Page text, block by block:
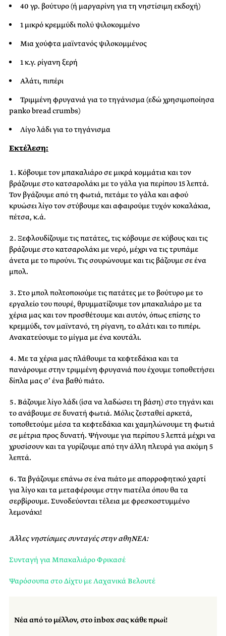
40 γρ. βούτυρο (ή μαργαρίνη για τη νηστίσιμη εκδοχή)
1 μικρό κρεμμύδι πολύ ψιλοκομμένο
Μια χούφτα μαϊντανός ψιλοκομμένος
1 κ.γ. ρίγανη ξερή
Αλάτι, πιπέρι
Τριμμένη φρυγανιά για το τηγάνισμα (εδώ χρησιμοποίησα
panko bread crumbs)
Λίγο λάδι για το τηγάνισμα
Εκτέλεση:
Κόβουμε τον μπακαλιάρο σε μικρά κομμάτια και τον
βράζουμε στο κατσαρολάκι με το γάλα για περίπου 15 λεπτά.
Τον βγάζουμε από τη φωτιά, πετάμε το γάλα και αφού
κρυώσει λίγο τον στύβουμε και αφαιρούμε τυχόν κοκαλάκια,
πέτσα, κ.ά.
Ξεφλουδίζουμε τις πατάτες, τις κόβουμε σε κύβους και τις
βράζουμε στο κατσαρολάκι με νερό, μέχρι να τις τρυπάμε
άνετα με το πιρούνι. Τις σουρώνουμε και τις βάζουμε σε ένα
μπολ.
Στο μπολ πολτοποιούμε τις πατάτες με το βούτυρο με το
εργαλείο του πουρέ, θρυμματίζουμε τον μπακαλιάρο με τα
χέρια μας και τον προσθέτουμε και αυτόν, όπως επίσης το
κρεμμύδι, τον μαϊντανό, τη ρίγανη, το αλάτι και το πιπέρι.
Ανακατεύουμε το μίγμα με ένα κουτάλι.
Με τα χέρια μας πλάθουμε τα κεφτεδάκια και τα
πανάρουμε στην τριμμένη φρυγανιά που έχουμε τοποθετήσει
δίπλα μας σ’ ένα βαθύ πιάτο.
Βάζουμε λίγο λάδι (ίσα να λαδώσει τη βάση) στο τηγάνι και
το ανάβουμε σε δυνατή φωτιά. Μόλις ζεσταθεί αρκετά,
τοποθετούμε μέσα τα κεφτεδάκια και χαμηλώνουμε τη φωτιά
σε μέτρια προς δυνατή. Ψήνουμε για περίπου 5 λεπτά μέχρι να
χρυσίσουν και τα γυρίζουμε από την άλλη πλευρά για ακόμη 5
λεπτά.
Τα βγάζουμε επάνω σε ένα πιάτο με απορροφητικό χαρτί
για λίγο και τα μεταφέρουμε στην πιατέλα όπου θα τα
σερβίρουμε. Συνοδεύονται τέλεια με φρεσκοστυμμένο
λεμονάκι!
Άλλες νηστίσιμες συνταγές στην αθηΝΕΑ:
Συνταγή για Μπακαλιάρο Φρικασέ
Ψαρόσουπα στο Δίχτυ με Λαχανικά Βελουτέ
Νέα από το μέλλον, στο inbox σας κάθε πρωί!